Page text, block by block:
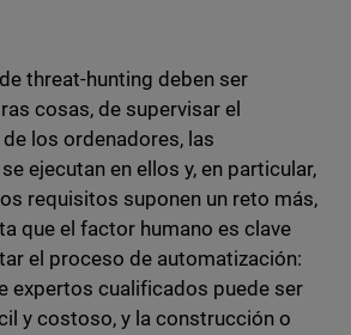
threat-hunting deben ser
cosas, de supervisar el
los ordenadores, las
ejecutan en ellos y, en particular,
requisitos suponen un reto más,
que el factor humano es clave
el proceso de automatización:
expertos cualificados puede ser
y costoso, y la construcción o